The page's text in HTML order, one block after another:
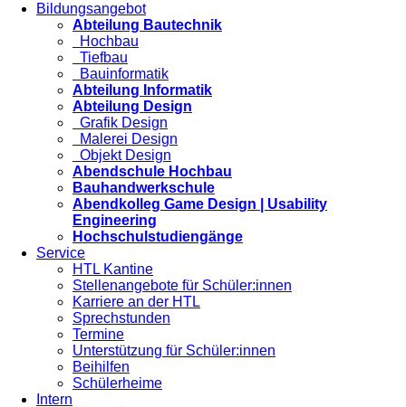
Bildungsangebot
Abteilung Bautechnik
Hochbau
Tiefbau
Bauinformatik
Abteilung Informatik
Abteilung Design
Grafik Design
Malerei Design
Objekt Design
Abendschule Hochbau
Bauhandwerkschule
Abendkolleg Game Design | Usability
Engineering
Hochschulstudiengänge
Service
HTL Kantine
Stellenangebote für Schüler:innen
Karriere an der HTL
Sprechstunden
Termine
Unterstützung für Schüler:innen
Beihilfen
Schülerheime
Intern